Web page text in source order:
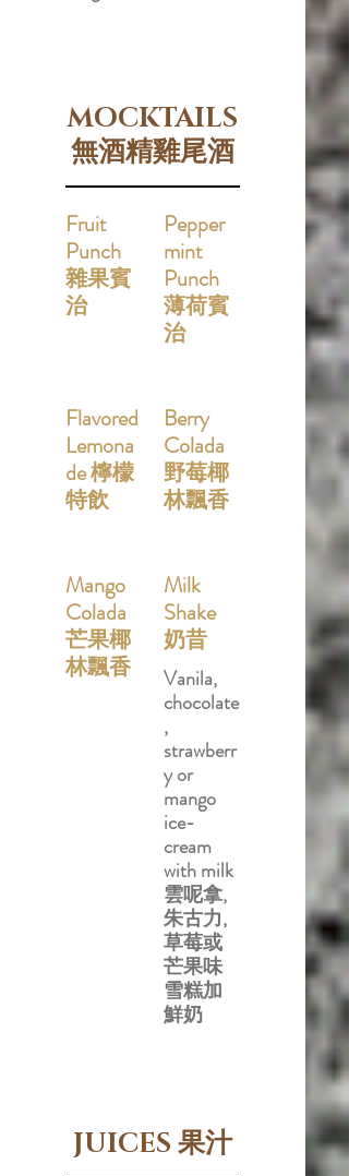
MOCKTAILS
無酒精雞尾酒
Fruit
Punch
雜果賓
治
Pepper
mint
Punch
薄荷賓
治
Flavored
Lemona
de 檸檬
特飲
Berry
Colada
野莓椰
林飄香
Mango
Colada
芒果椰
林飄香
Milk
Shake
奶昔
Vanila,
chocolate
,
strawberr
y or
mango
ice-
cream
with milk
雲呢拿,
朱古力,
草莓或
芒果味
雪糕加
鮮奶
JUICES 果汁